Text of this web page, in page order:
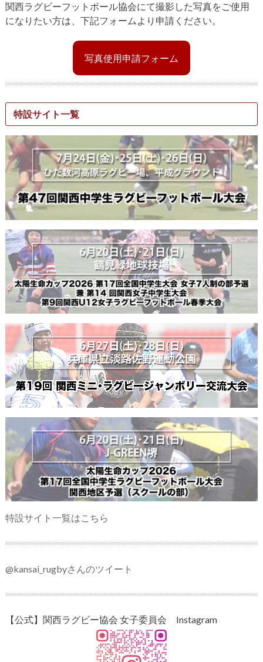
関西ラグビーフットボール協会にて撮影した写真をご使用
になりたい方は、下記フォームより申請ください。
写真使用申請フォーム
特設サイト一覧
特設サイト一覧はこちら
@kansai_rugbyさんのツイート
【公式】関西ラグビー協会 女子委員会 Instagram